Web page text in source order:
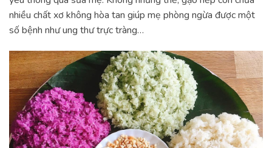
nhiều chất xơ không hòa tan giúp mẹ phòng ngừa được một
số bệnh như ung thư trực tràng…